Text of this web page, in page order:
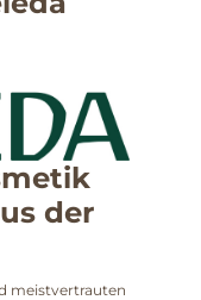
der
meistvertrauten